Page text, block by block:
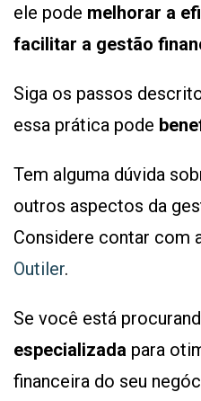
ele pode melhorar a
facilitar a gestão
Siga os passos
essa prática pode
Tem alguma dúvida
outros aspectos da
Considere contar com
Outiler.
Se você está
especializada para
financeira do seu